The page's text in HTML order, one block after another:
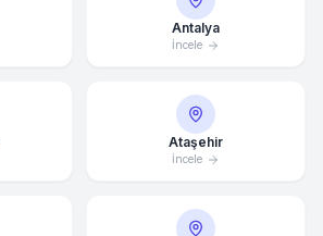
Antalya
İncele
Ataşehir
İncele